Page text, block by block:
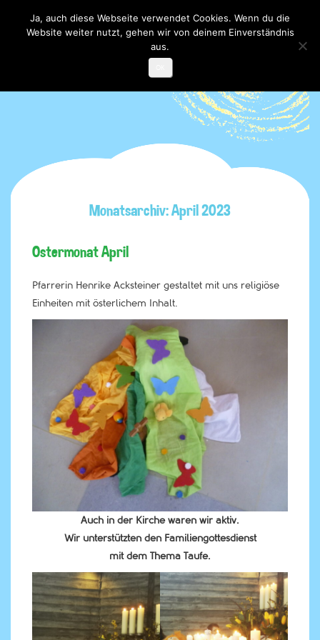
Toggle

Monatsarchiv: April 2023
Ostermonat April
Pfarrerin Henrike Acksteiner gestaltet mit uns religiöse
Einheiten mit österlichem Inhalt.
Auch in der Kirche waren wir aktiv.
Wir unterstützten den Familiengottesdienst
mit dem Thema Taufe.
Ja, auch diese Webseite verwendet Cookies. Wenn du die
Website weiter nutzt, gehen wir von deinem Einverständnis
aus.